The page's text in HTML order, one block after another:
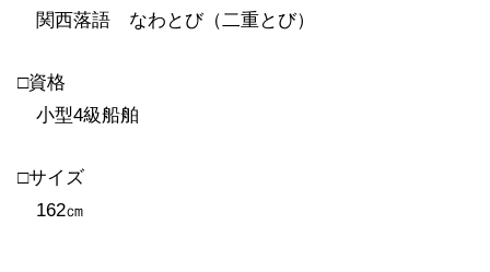
関西落語 なわとび（二重とび）
□資格
小型4級船舶
□サイズ
162㎝